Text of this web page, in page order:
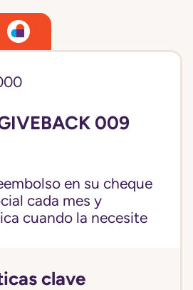
009
en su cheque
cada mes y
cuando la necesite
clave